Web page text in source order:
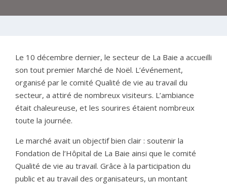
Le 10 décembre dernier, le secteur de La Baie a accueilli
son tout premier Marché de Noël. L’événement,
organisé par le comité Qualité de vie au travail du
secteur, a attiré de nombreux visiteurs. L’ambiance
était chaleureuse, et les sourires étaient nombreux
toute la journée.
Le marché avait un objectif bien clair : soutenir la
Fondation de l’Hôpital de La Baie ainsi que le comité
Qualité de vie au travail. Grâce à la participation du
public et au travail des organisateurs, un montant